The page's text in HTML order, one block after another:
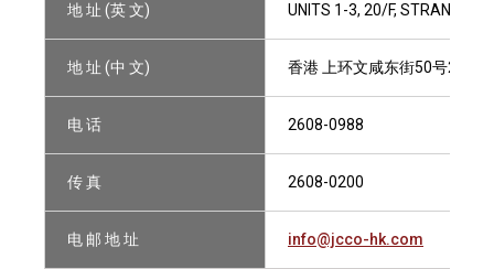
地 址 (英 文) UNITS 1-3, 20/F, STRAND 50,
地 址 (中 文) 香港 上环文咸东街50号20楼
电 话 2608-0988
传 真 2608-0200
电 邮 地 址 info@jcco-hk.com